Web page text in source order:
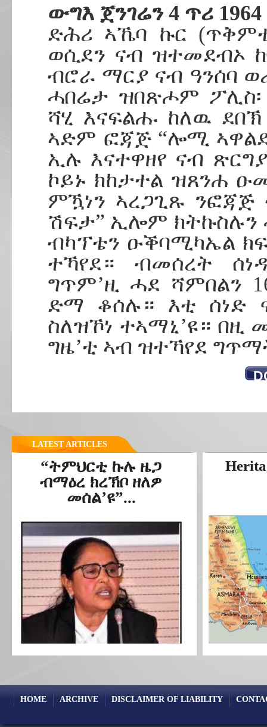
ውግእ ጀንገሬን 4 ጥሪ 1964
ድሕሪ ኣኼባ ኩር
ወሲደን ናብ ዝተመደብኦ
ብሮራ ማርያ ናብ ዓንሰባ
ሓበሬታ ዝበጽሖም
ሻሂ እናፍልሑ ከለዉ
ኣድም ፎጃጅ “ሎሚ ኣዋልድ
ኢሉ እናተዋዘየ ናብ
ኮይኑ ክከታተል ዝጸንሐ
ምዃነን ኣረጋጊጹ ንፎጃጅ
ሽፍታ” ኢሎም ክትኩስሉን
ብካፕቴን ዑቕባሚካኤል
ተኻየደ። ብመሰረት
ግጥም’ዚ ሓደ ሻምበልን
ድማ ቆሰሉ። እቲ ሰነድ
ስለዝኾነ ተኣማኒ’ዩ። በዚ
ግዜ’ቲ ኣብ ዝተኻየደ
LATEST ARTICLES
“ትምህርቲ ኩሉ ዜጋ
ብማዕረ ክረኽቦ ዘለዎ
መሰል’ዩ”...
HOME ARCHIVE DISCLAIMER OF LIABILITY